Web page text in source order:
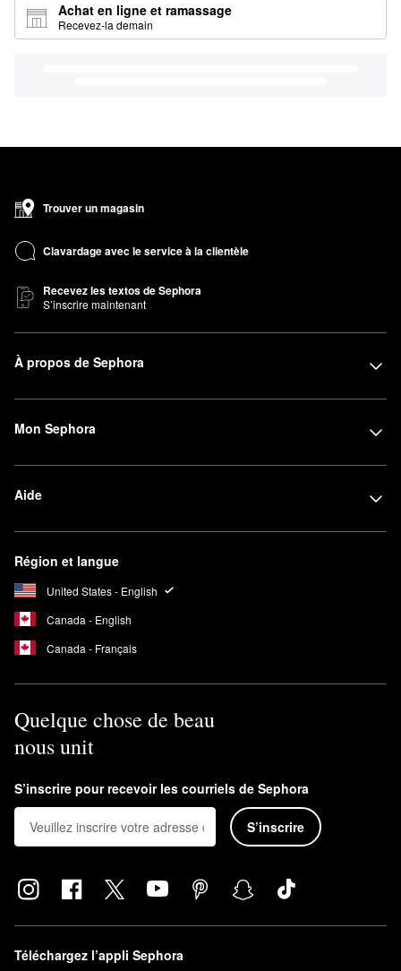
Achat en ligne et ramassage
Recevez-la demain
Trouver un magasin
Clavardage avec le service à la clientèle
Recevez les textos de Sephora
S’inscrire maintenant
À propos de Sephora
Mon Sephora
Aide
Région et langue
United States - English
Canada - English
Canada - Français
Quelque chose de beau
nous unit
S’inscrire pour recevoir les courriels de Sephora
S’inscrire
Téléchargez l’appli Sephora